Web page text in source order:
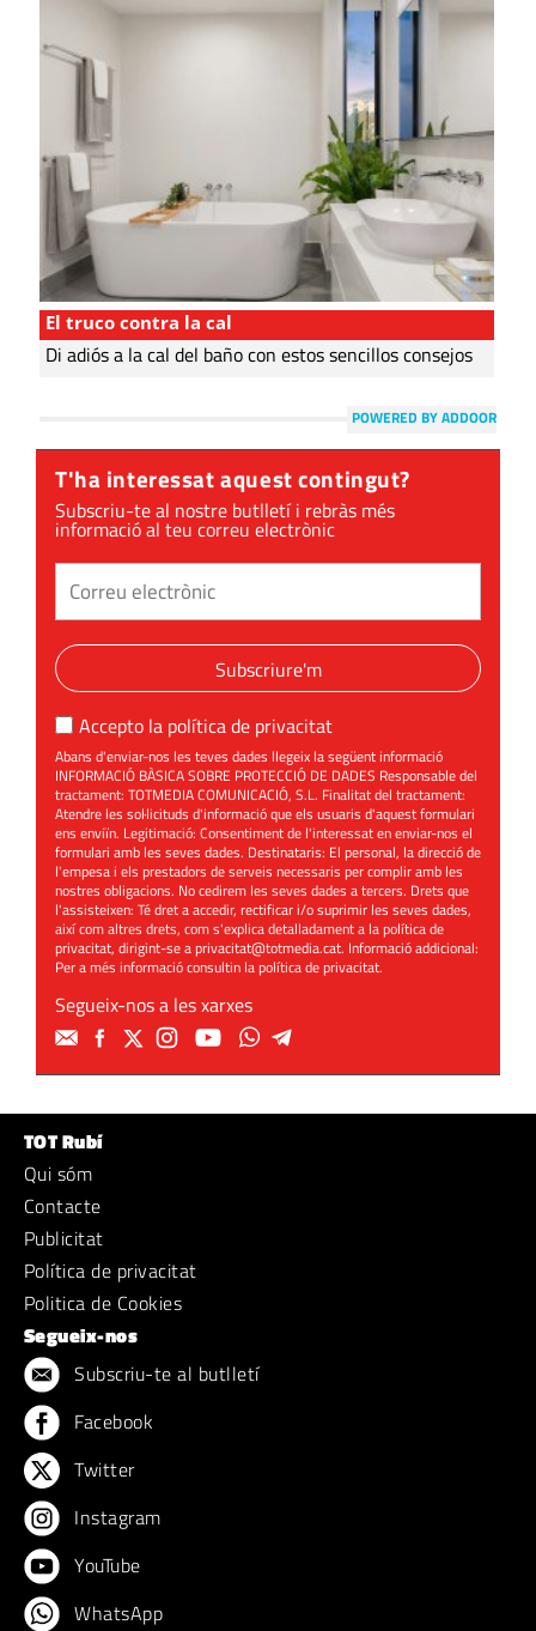
El truco contra la cal
Di adiós a la cal del baño con estos sencillos consejos
POWERED BY ADDOOR
T'ha interessat aquest contingut?
Subscriu-te al nostre butlletí i rebràs més
informació al teu correu electrònic
Subscriure'm
Accepto la política de privacitat
Abans d'enviar-nos les teves dades llegeix la següent informació
INFORMACIÓ BÀSICA SOBRE PROTECCIÓ DE DADES Responsable del
tractament: TOTMEDIA COMUNICACIÓ, S.L. Finalitat del tractament:
Atendre les sol·licituds d'informació que els usuaris d'aquest formulari
ens enviïn. Legitimació: Consentiment de l'interessat en enviar-nos el
formulari amb les seves dades. Destinataris: El personal, la direcció de
l'empesa i els prestadors de serveis necessaris per complir amb les
nostres obligacions. No cedirem les seves dades a tercers. Drets que
l'assisteixen: Té dret a accedir, rectificar i/o suprimir les seves dades,
així com altres drets, com s'explica detalladament a la política de
privacitat, dirigint-se aprivacitat@totmedia.cat. Informació addicional:
Per a més informació consultin lapolítica de privacitat.
Segueix-nos a les xarxes
TOT Rubí
Qui sóm
Contacte
Publicitat
Política de privacitat
Politica de Cookies
Segueix-nos
Subscriu-te al butlletí
Facebook
Twitter
Instagram
YouTube
WhatsApp